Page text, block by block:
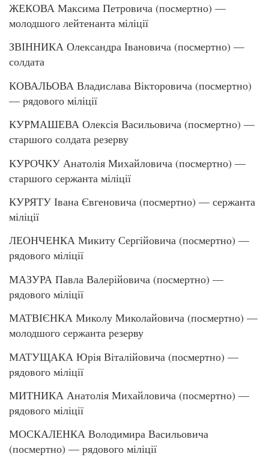
ЖЕКОВА Максима Петровича (посмертно) —
молодшого лейтенанта міліції
ЗВІННИКА Олександра Івановича (посмертно) —
солдата
КОВАЛЬОВА Владислава Вікторовича (посмертно)
— рядового міліції
КУРМАШЕВА Олексія Васильовича (посмертно) —
старшого солдата резерву
КУРОЧКУ Анатолія Михайловича (посмертно) —
старшого сержанта міліції
КУРЯТУ Івана Євгеновича (посмертно) — сержанта
міліції
ЛЕОНЧЕНКА Микиту Сергійовича (посмертно) —
рядового міліції
МАЗУРА Павла Валерійовича (посмертно) —
рядового міліції
МАТВІЄНКА Миколу Миколайовича (посмертно) —
молодшого сержанта резерву
МАТУЩАКА Юрія Віталійовича (посмертно) —
рядового міліції
МИТНИКА Анатолія Михайловича (посмертно) —
рядового міліції
МОСКАЛЕНКА Володимира Васильовича
(посмертно) — рядового міліції